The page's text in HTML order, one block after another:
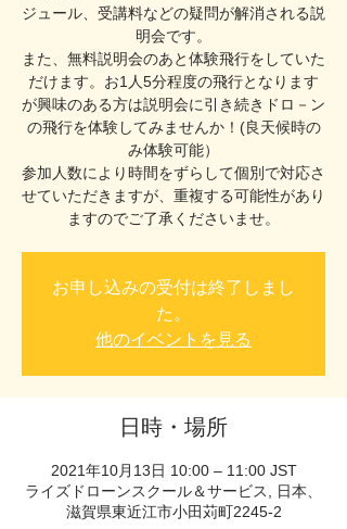
ジュール、受講料などの疑問が解消される説
明会です。
また、無料説明会のあと体験飛行をしていた
だけます。お1人5分程度の飛行となります
が興味のある方は説明会に引き続きドロ－ン
の飛行を体験してみませんか！(良天候時の
み体験可能）
参加人数により時間をずらして個別で対応さ
せていただきますが、重複する可能性があり
ますのでご了承くださいませ。
お申し込みの受付は終了しまし
た。
他のイベントを見る
日時・場所
2021年10月13日 10:00 – 11:00 JST
ライズドローンスクール＆サービス, 日本、
滋賀県東近江市小田苅町2245-2